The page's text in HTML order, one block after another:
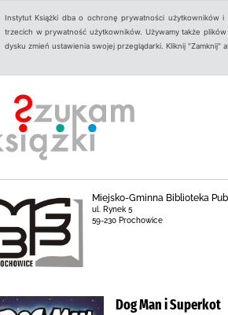
Instytut Książki dba o ochronę prywatności użytkowników
trzecich w prywatność użytkowników. Używamy także
dysku zmień ustawienia swojej przeglądarki. Kliknij "Zamknij"
Miejsko-Gminna Biblioteka
ul. Rynek 5
59-230 Prochowice
Dog Man i Superkot